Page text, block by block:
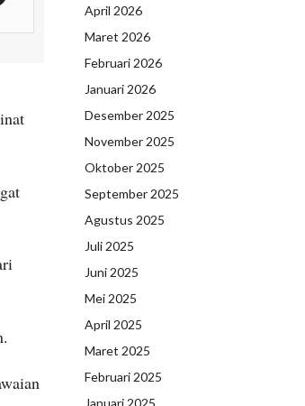
April 2026
Maret 2026
Februari 2026
Januari 2026
Desember 2025
November 2025
Oktober 2025
September 2025
Agustus 2025
Juli 2025
Juni 2025
Mei 2025
April 2025
Maret 2025
Februari 2025
Januari 2025